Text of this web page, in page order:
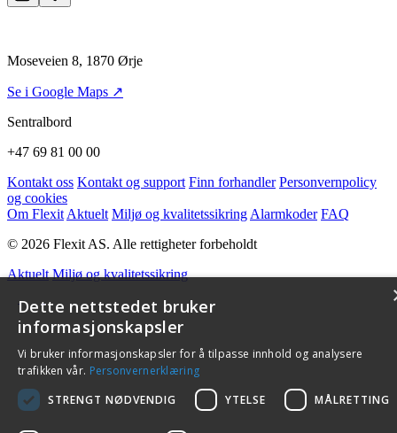
Moseveien 8, 1870 Ørje
Se i Google Maps ↗
Sentralbord
+47 69 81 00 00
Kontakt oss Kontakt og support Finn forhandler Personvernpolicy
og cookies
Om Flexit Aktuelt Miljø og kvalitetssikring Alarmkoder FAQ
© 2026 Flexit AS. Alle rettigheter forbeholdt
Aktuelt Miljø og kvalitetssikring
Dette nettstedet bruker
informasjonskapsler
Vi bruker informasjonskapsler for å tilpasse innhold og analysere
trafikken vår. Personvernerklæring
STRENGT NØDVENDIG
YTELSE MÅLRETTING